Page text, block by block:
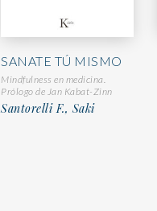
SANATE TÚ MISMO
Mindfulness en medicina.
Prólogo de Jan Kabat-Zinn
Santorelli F., Saki